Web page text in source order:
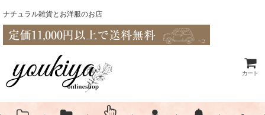
ナチュラル雑貨とお洋服のお店
カート